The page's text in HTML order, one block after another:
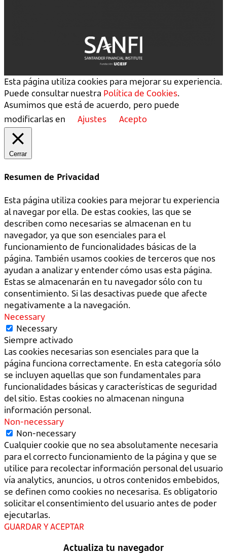
Esta página utiliza cookies para mejorar su experiencia.
Puede consultar nuestra Política de Cookies.
Asumimos que está de acuerdo, pero puede
modificarlas en
Ajustes Acepto
Cerrar
Resumen de Privacidad
Esta página utiliza cookies para mejorar tu experiencia
al navegar por ella. De estas cookies, las que se
describen como necesarias se almacenan en tu
navegador, ya que son esenciales para el
funcionamiento de funcionalidades básicas de la
página. También usamos cookies de terceros que nos
ayudan a analizar y entender cómo usas esta página.
Estas se almacenarán en tu navegador sólo con tu
consentimiento. Si las desactivas puede que afecte
negativamente a la navegación.
Necessary
Necessary
Siempre activado
Las cookies necesarias son esenciales para que la
página funciona correctamente. En esta categoría sólo
se incluyen aquellas que son fundamentales para
funcionalidades básicas y características de seguridad
del sitio. Estas cookies no almacenan ninguna
información personal.
Non-necessary
Non-necessary
Cualquier cookie que no sea absolutamente necesaria
para el correcto funcionamiento de la página y que se
utilice para recolectar información personal del usuario
vía analytics, anuncios, u otros contenidos embebidos,
se definen como cookies no necesarisa. Es obligatorio
solicitar el consentimiento del usuario antes de poder
ejecutarlas.
GUARDAR Y ACEPTAR
Actualiza tu navegador